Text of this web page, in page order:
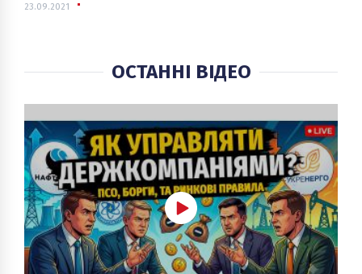
23.09.2021
ОСТАННІ ВІДЕО